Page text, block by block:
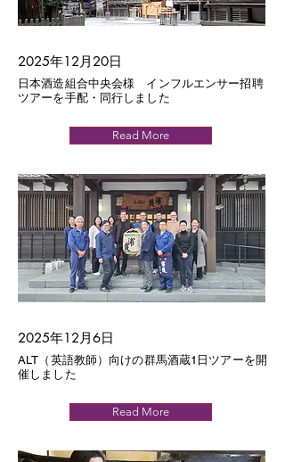
2025年12月20日
日本酒造組合中央会様 インフルエンサー招聘
ツアーを手配・同行しました
Read More
2025年12月6日
ALT（英語教師）向けの群馬酒蔵1日ツアーを開
催しました
Read More